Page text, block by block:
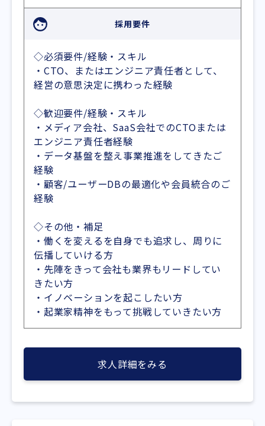
採用要件
◇必須要件/経験・スキル
・CTO、またはエンジニア責任者として、
経営の意思決定に携わった経験
◇歓迎要件/経験・スキル
・メディア会社、SaaS会社でのCTOまたは
エンジニア責任者経験
・データ基盤を整え事業推進をしてきたご
経験
・顧客/ユーザーDBの最適化や会員統合のご
経験
◇その他・補足
・働くを変えるを自身でも追求し、周りに
伝播していける方
・先陣をきって会社も業界もリードしてい
きたい方
・イノベーションを起こしたい方
・起業家精神をもって挑戦していきたい方
求人詳細をみる